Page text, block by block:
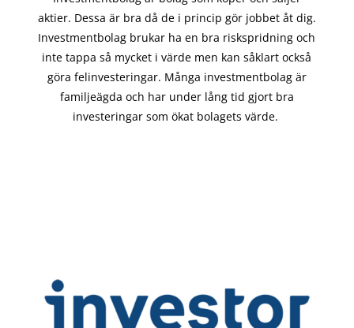
aktier. Dessa är bra då de i princip görjobbet åt dig.
Investmentbolag brukar ha en bra riskspridning och
inte tappa så mycket i värde men kan såklart också
göra felinvesteringar. Många investmentbolag är
familjeägda och har under lång tid gjort bra
investeringar som ökat bolagets värde.